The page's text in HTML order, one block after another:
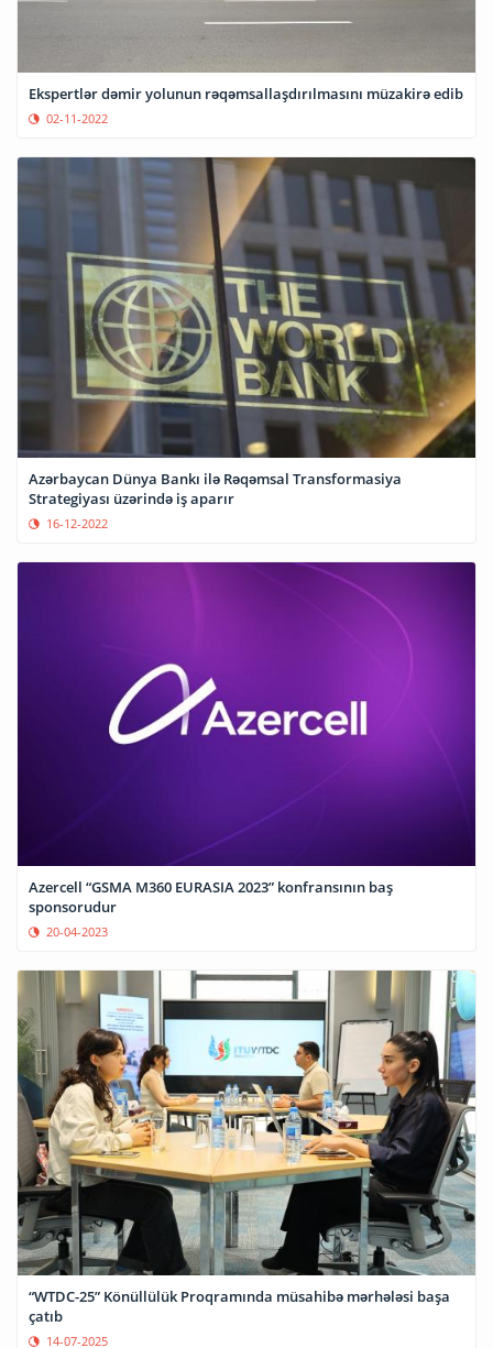
Ekspertlər dəmir yolunun rəqəmsallaşdırılmasını müzakirə edib
02-11-2022
Azərbaycan Dünya Bankı ilə Rəqəmsal Transformasiya
Strategiyası üzərində iş aparır
16-12-2022
Azercell “GSMA M360 EURASIA 2023” konfransının baş
sponsorudur
20-04-2023
“WTDC-25” Könüllülük Proqramında müsahibə mərhələsi başa
çatıb
14-07-2025